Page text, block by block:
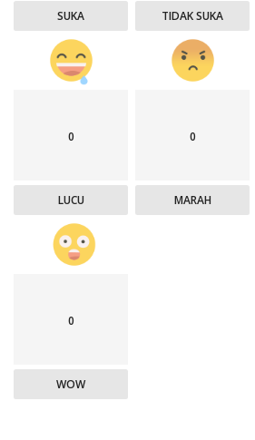
SUKA TIDAK SUKA
0
LUCU
0
MARAH
0
WOW